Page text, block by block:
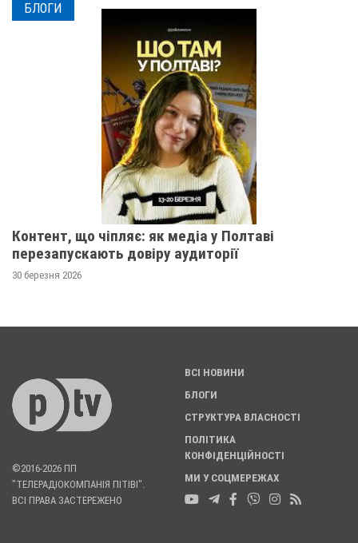
БЛОГИ
Контент, що чіпляє: як медіа у Полтаві
перезапускають довіру аудиторії
30 березня 2026
©2016-2026 ПП
"ТЕЛЕРАДІОКОМПАНІЯ ПІТІВІ".
ВСІ ПРАВА ЗАСТЕРЕЖЕНО
ВСІ НОВИНИ
БЛОГИ
СТРУКТУРА ВЛАСНОСТІ
ПОЛІТИКА
КОНФІДЕНЦІЙНОСТІ
МИ У СОЦМЕРЕЖАХ